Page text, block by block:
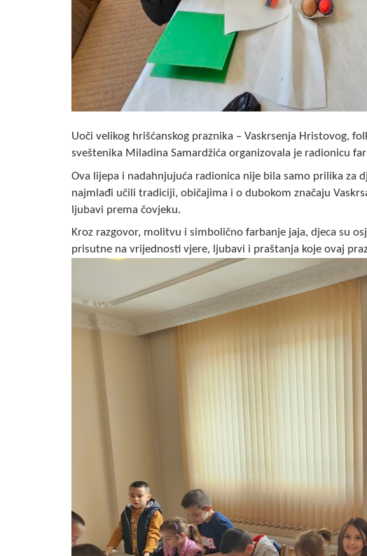
Uoči velikog hrišćanskog praznika – Vaskrsenja Hristovog,
sveštenika Miladina Samardžića organizovala je radionicu
Ova lijepa i nadahnjujuća radionica nije bila samo prilika za
najmlađi učili tradiciji, običajima i o dubokom značaju
ljubavi prema čovjeku.
Kroz razgovor, molitvu i simbolično farbanje jaja, d‌jeca su
prisutne na vrijednosti vjere, ljubavi i praštanja koje ovaj